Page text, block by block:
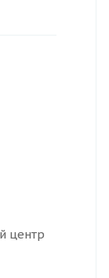
центр